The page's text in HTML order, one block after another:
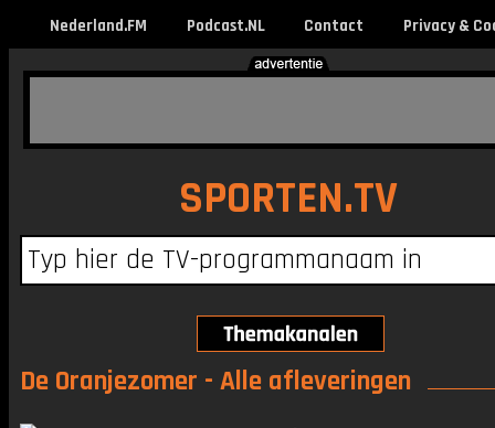
Nederland.FM Podcast.NL Contact Privacy &
SPORTEN.TV
De Oranjezomer - Alle afleveringen